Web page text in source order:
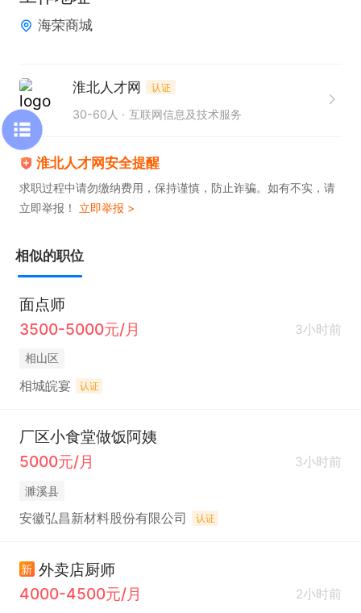
海荣商城
淮北人才网 认证
30-60人 互联网信息及技术服务
淮北人才网安全提醒
求职过程中请勿缴纳费用，保持谨慎，防止诈骗。如有不实，请
立即举报！ 立即举报 >
相似的职位
面点师
3500-5000元/月
3小时前
相山区
相城皖宴 认证
厂区小食堂做饭阿姨
5000元/月
3小时前
濉溪县
安徽弘昌新材料股份有限公司 认证
新 外卖店厨师
4000-4500元/月
2小时前